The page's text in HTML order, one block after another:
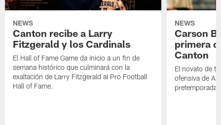
NEWS
Canton recibe a Larry
Fitzgerald y los Cardinals
El Hall of Fame Game da inicio a un fin de
semana histórico que culminará con la
exaltación de Larry Fitzgerald al Pro Football
Hall of Fame.
NEWS
Carson
primera
Canton
El novato de
ofensiva de
pretemporada